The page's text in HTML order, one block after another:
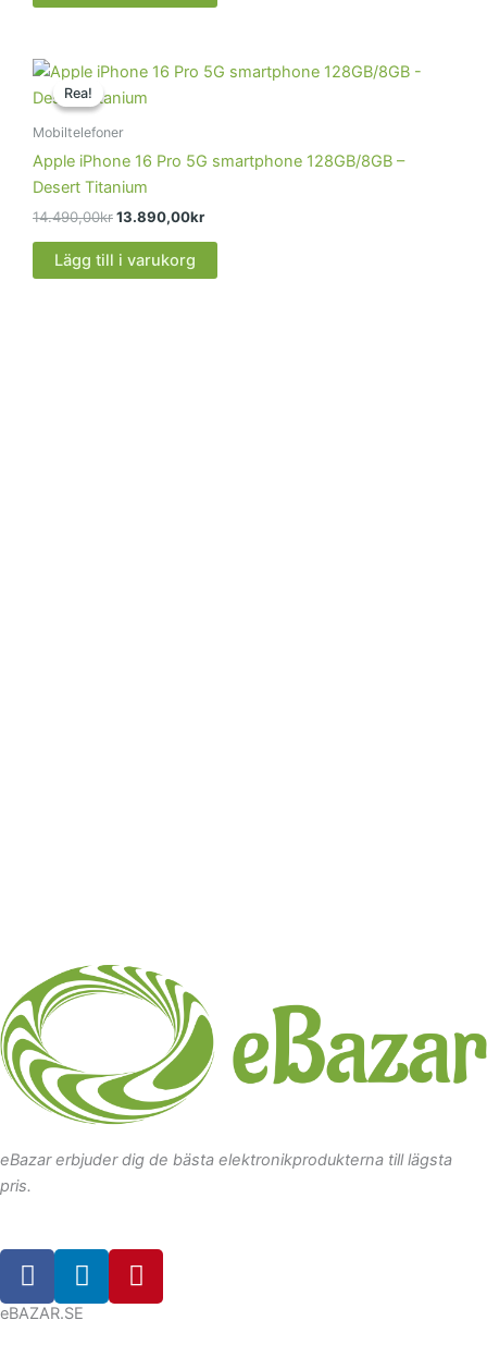
Rea!
Rea!
Mobiltelefoner
Apple iPhone 16 Pro 5G smartphone 128GB/8GB –
Desert Titanium
14.490,00kr
Det
priset
14.490,00kr.
13.890,00kr
Det
nuvarande
Lägg till i varukorg
eBazar erbjuder dig de bästa elektronikprodukterna till lägsta
pris.
F
a
c
L
i
n
P
i
eBAZAR.SE